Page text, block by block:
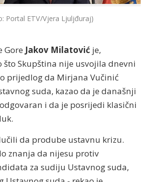
Portal ETV/Vjera Ljuljđuraj)
Gore Jakov Milatović je,
što Skupština nije usvojila dnevni
prijedlog da Mirjana Vučinić
suda, kazao da je današnji
i da je posrijedi klasični
da prodube ustavnu krizu.
znanja da nijesu protiv
za sudiju Ustavnog suda,